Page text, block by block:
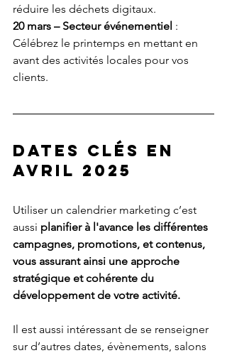
réduire les déchets digitaux.
20 mars – Secteur événementiel :
Célébrez le printemps en mettant en
avant des activités locales pour vos
clients.
Dates clés en
avril 2025
Utiliser un calendrier marketing c’est
aussi planifier à l'avance les différentes
campagnes, promotions, et contenus,
vous assurant ainsi une approche
stratégique et cohérente du
développement de votre activité.
Il est aussi intéressant de se renseigner
sur d’autres dates, évènements, salons